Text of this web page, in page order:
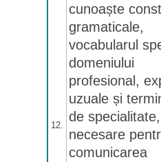
12.
cunoaște
gramaticale,
vocabularul
domeniului
profesional,
uzuale și
de specialitate,
necesare
comunicarea